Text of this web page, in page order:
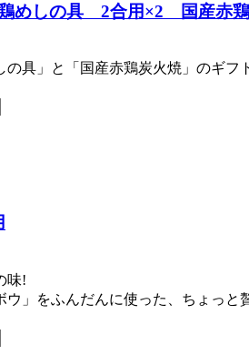
めしの具 2合用×2 国産赤
具」と「国産赤鶏炭火焼」のギフ
味!
」をふんだんに使った、ちょっと